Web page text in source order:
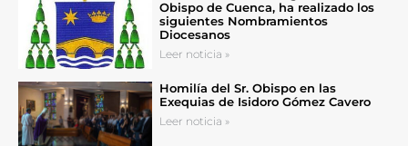
Obispo de Cuenca, ha realizado los
siguientes Nombramientos
Diocesanos
Leer noticia »
Homilía del Sr. Obispo en las
Exequias de Isidoro Gómez Cavero
Leer noticia »